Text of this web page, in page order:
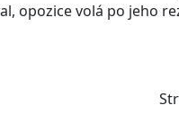
opozice volá po jeho